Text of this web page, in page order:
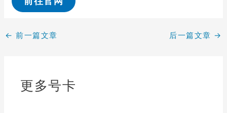
← 前一篇文章 后一篇文章 →
更多号卡